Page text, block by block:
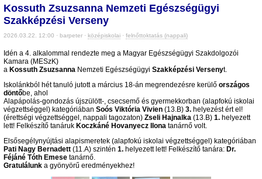
Kossuth Zsuzsanna Nemzeti Egészségügyi
Szakképzési Verseny
2026.03.22. 12:00 · barpeter · középiskolai · felnőttoktatás (nappali)
Idén a 4. alkalommal rendezte meg a Magyar Egészségügyi Szakdolgozói
Kamara (MESzK)
a Kossuth Zsuzsanna Nemzeti Egészségügyi Szakképzési Versenyt.
Iskolánkból hét tanuló jutott a március 18-án megrendezésre kerülő országos
döntőbe, ahol
Alapápolás-gondozás újszülött-, csecsemő és gyermekkorban (alapfokú iskolai
végzettséggel) kategóriában Soós Viktória Vivien (13.B) 3. helyezést ért el!
(érettségi végzettséggel, nappali tagozaton) Zseli Hajnalka (13.B) 1. helyezett
lett! Felkészítő tanáruk Koczkáné Hovanyecz Ilona tanárnő volt.
Elsősegélynyújtási alapismeretek (alapfokú iskolai végzettséggel) kategóriában
Pati Nagy Bernadett (11.A) szintén 1. helyezett lett! Felkészítő tanára: Dr.
Féjáné Tóth Emese tanárnő.
Gratulálunk a gyönyörű eredményekhez!